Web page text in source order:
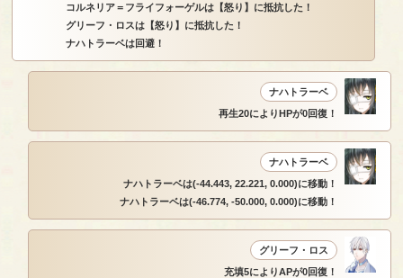
コルネリア＝フライフォーゲルは【怒り】に抵抗した！
グリーフ・ロスは【怒り】に抵抗した！
ナハトラーベは回避！
ナハトラーベ
再生20によりHPが0回復！
ナハトラーベ
ナハトラーベは(-44.443, 22.221, 0.000)に移動！
ナハトラーベは(-46.774, -50.000, 0.000)に移動！
グリーフ・ロス
充填5によりAPが0回復！